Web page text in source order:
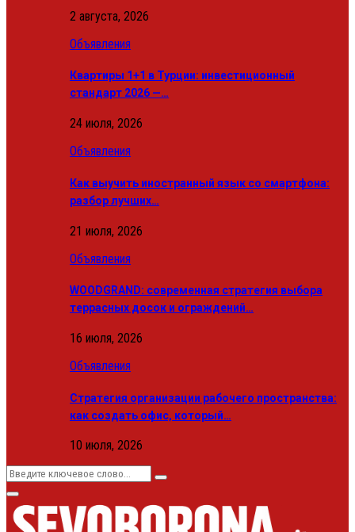
2 августа, 2026
Объявления
Квартиры 1+1 в Турции: инвестиционный
стандарт 2026 —…
24 июля, 2026
Объявления
Как выучить иностранный язык со смартфона:
разбор лучших…
21 июля, 2026
Объявления
WOODGRAND: современная стратегия выбора
террасных досок и ограждений…
16 июля, 2026
Объявления
Стратегия организации рабочего пространства:
как создать офис, который…
10 июля, 2026
Search
Search
Primary
Menu